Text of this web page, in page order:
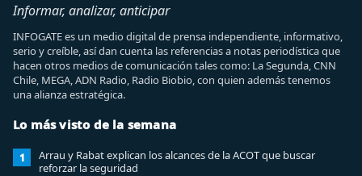
Informar, analizar, anticipar
INFOGATE es un medio digital de prensa independiente, informativo,
serio y creíble, así dan cuenta las referencias a notas periodística que
hacen otros medios de comunicación tales como: La Segunda, CNN
Chile, MEGA, ADN Radio, Radio Biobio, con quien además tenemos
una alianza estratégica.
Lo más visto de la semana
1
Arrau y Rabat explican los alcances de la ACOT que buscar
reforzar la seguridad